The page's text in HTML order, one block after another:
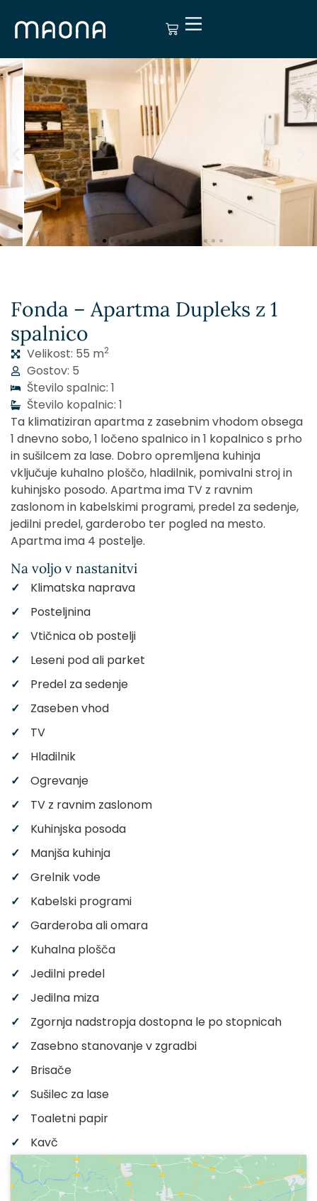
Fonda – Apartma Dupleks z 1
spalnico
Velikost: 55 m2
Gostov: 5
Število spalnic: 1
Število kopalnic: 1
Ta klimatiziran apartma z zasebnim vhodom obsega
1 dnevno sobo, 1 ločeno spalnico in 1 kopalnico s prho
in sušilcem za lase. Dobro opremljena kuhinja
vključuje kuhalno ploščo, hladilnik, pomivalni stroj in
kuhinjsko posodo. Apartma ima TV z ravnim
zaslonom in kabelskimi programi, predel za sedenje,
jedilni predel, garderobo ter pogled na mesto.
Apartma ima 4 postelje.
Na voljo v nastanitvi
Klimatska naprava
Posteljnina
Vtičnica ob postelji
Leseni pod ali parket
Predel za sedenje
Zaseben vhod
TV
Hladilnik
Ogrevanje
TV z ravnim zaslonom
Kuhinjska posoda
Manjša kuhinja
Grelnik vode
Kabelski programi
Garderoba ali omara
Kuhalna plošča
Jedilni predel
Jedilna miza
Zgornja nadstropja dostopna le po stopnicah
Zasebno stanovanje v zgradbi
Brisače
Sušilec za lase
Toaletni papir
Kavč